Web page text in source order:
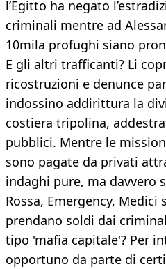
l’Egitto ha negato
criminali mentre ad
10mila profughi siano
E gli altri trafficanti? Li
ricostruzioni e denunce
indossino addirittura la
costiera tripolina,
pubblici. Mentre le
sono pagate da privati
indaghi pure, ma davvero
Rossa, Emergency, Medici
prendano soldi dai
tipo 'mafia capitale'? Per
opportuno da parte di